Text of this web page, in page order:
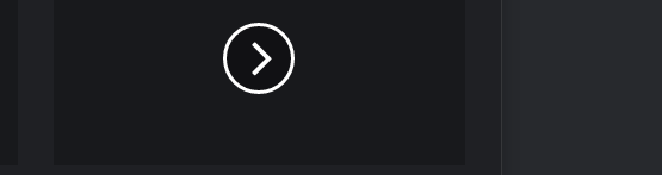
Nişantaşı Üniversitesi’nden 2026 YKS